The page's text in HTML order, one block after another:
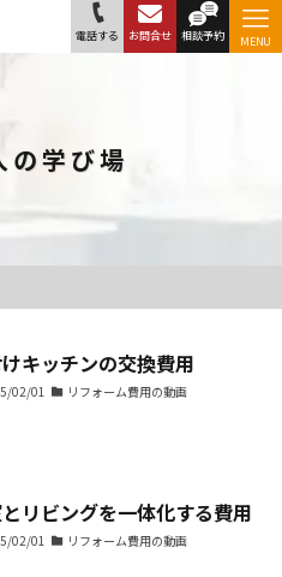
電話する お問合せ 相談予約 MENU
の学び場
キッチンの交換費用
02/01 リフォーム費用の動画
リビングを一体化する費用
02/01 リフォーム費用の動画